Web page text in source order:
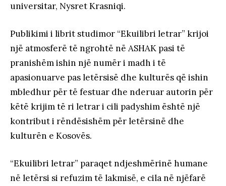
universitar, Nysret Krasniqi.
Publikimi i librit studimor “Ekuilibri letrar” krijoi
një atmosferë të ngrohtë në ASHAK pasi të
pranishëm ishin një numër i madh i të
apasionuarve pas letërsisë dhe kulturës që ishin
mbledhur për të festuar dhe nderuar autorin për
këtë krijim të ri letrar i cili padyshim është një
kontribut i rëndësishëm për letërsinë dhe
kulturën e Kosovës.
“Ekuilibri letrar” paraqet ndjeshmërinë humane
në letërsi si refuzim të lakmisë, e cila në njëfarë